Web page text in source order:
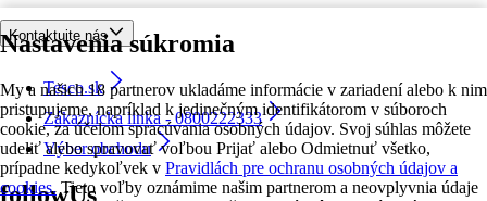
Nastavenia súkromia
My a našich 18 partnerov ukladáme informácie v zariadení alebo k nim
pristupujeme, napríklad k jedinečným identifikátorom v súboroch
cookie, za účelom spracúvania osobných údajov. Svoj súhlas môžete
udeliť alebo spravovať voľbou Prijať alebo Odmietnuť všetko,
prípadne kedykoľvek v Pravidlách pre ochranu osobných údajov a
cookies. Tieto voľby oznámime našim partnerom a neovplyvnia údaje
Kontaktujte nás
Tesco.sk
Zákaznícka linka - 0800222333
Výber obchodu
followUs